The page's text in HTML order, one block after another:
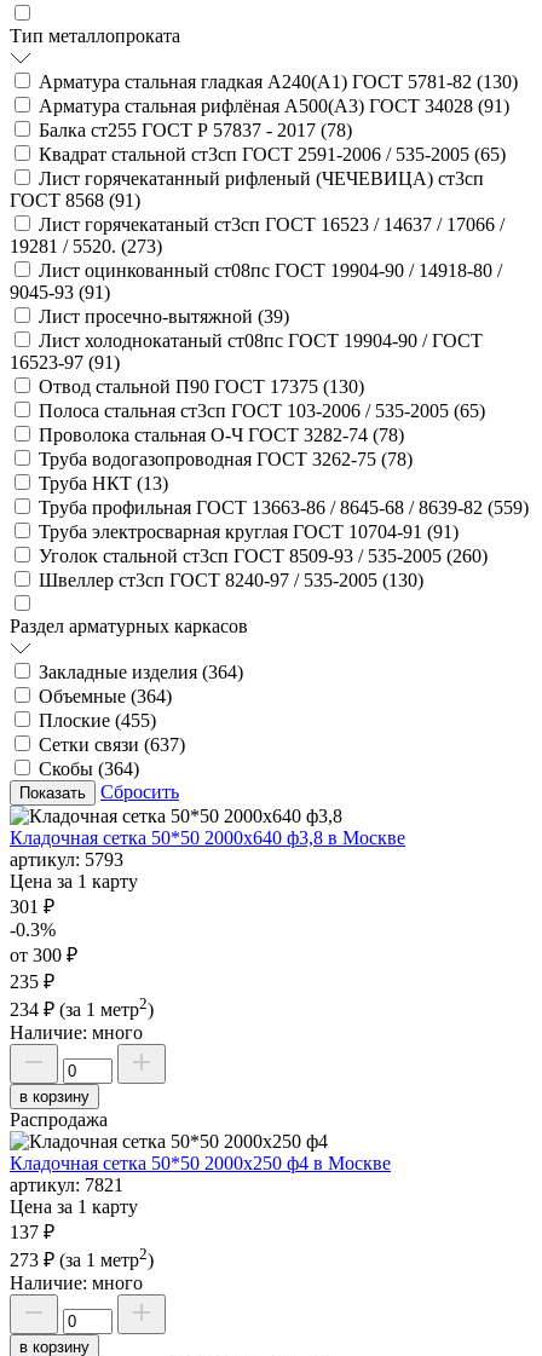
Тип металлопроката
Арматура стальная гладкая А240(А1) ГОСТ 5781-82 (130)
Арматура стальная рифлёная А500(А3) ГОСТ 34028 (91)
Балка ст255 ГОСТ Р 57837 - 2017 (78)
Квадрат стальной ст3сп ГОСТ 2591-2006 / 535-2005 (65)
Лист горячекатанный рифленый (ЧЕЧЕВИЦА) ст3сп
ГОСТ 8568 (91)
Лист горячекатаный ст3сп ГОСТ 16523 / 14637 / 17066 /
19281 / 5520. (273)
Лист оцинкованный ст08пс ГОСТ 19904-90 / 14918-80 /
9045-93 (91)
Лист просечно-вытяжной (39)
Лист холоднокатаный ст08пс ГОСТ 19904-90 / ГОСТ
16523-97 (91)
Отвод стальной П90 ГОСТ 17375 (130)
Полоса стальная ст3сп ГОСТ 103-2006 / 535-2005 (65)
Проволока стальная О-Ч ГОСТ 3282-74 (78)
Труба водогазопроводная ГОСТ 3262-75 (78)
Труба НКТ (13)
Труба профильная ГОСТ 13663-86 / 8645-68 / 8639-82 (559)
Труба электросварная круглая ГОСТ 10704-91 (91)
Уголок стальной ст3сп ГОСТ 8509-93 / 535-2005 (260)
Швеллер ст3сп ГОСТ 8240-97 / 535-2005 (130)
Раздел арматурных каркасов
Закладные изделия (364)
Объемные (364)
Плоские (455)
Сетки связи (637)
Скобы (364)
Сбросить
Кладочная сетка 50*50 2000х640 ф3,8 в Москве
артикул: 5793
Цена за 1 карту
301 ₽
-0.3%
от 300 ₽
235 ₽
234 ₽ (за 1 метр2)
Наличие: много
в корзину
Распродажа
Кладочная сетка 50*50 2000х250 ф4 в Москве
артикул: 7821
Цена за 1 карту
137 ₽
273 ₽ (за 1 метр2)
Наличие: много
в корзину